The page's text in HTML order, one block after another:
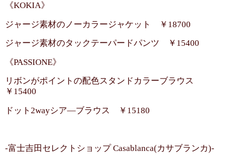
《KOKIA》
ジャージ素材のノーカラージャケット ￥18700
ジャージ素材のタックテーパードパンツ ￥15400
《PASSIONE》
リボンがポイントの配色スタンドカラーブラウス
￥15400
ドット2wayシア―ブラウス ￥15180
-富士吉田セレクトショップ Casablanca(カサブランカ)-